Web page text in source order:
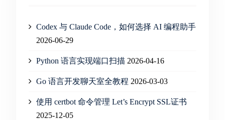
Codex 与 Claude Code，如何选择 AI 编程助手
2026-06-29
Python 语言实现端口扫描 2026-04-16
Go 语言开发聊天室全教程 2026-03-03
使用 certbot 命令管理 Let’s Encrypt SSL证书
2025-12-05